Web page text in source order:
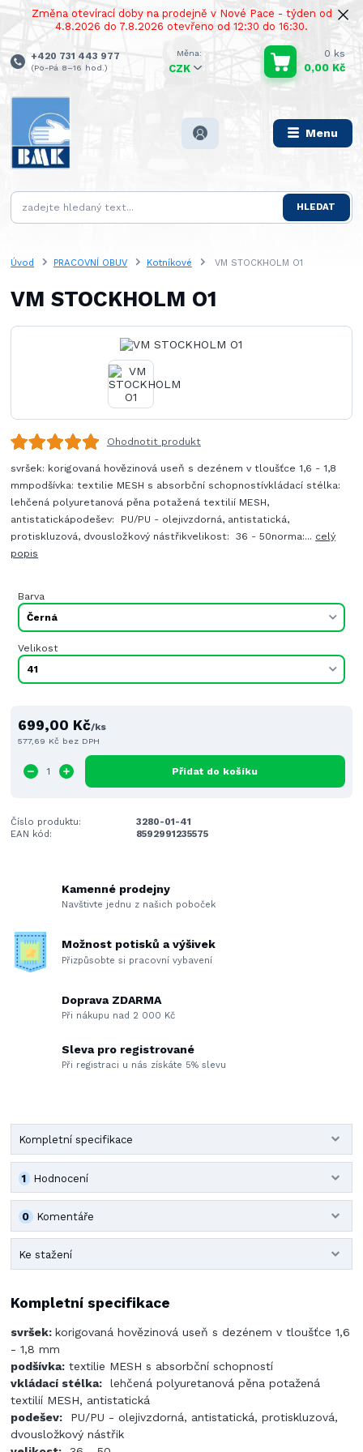
Změna otevírací doby na prodejně v Nové Pace - týden od
4.8.2026 do 7.8.2026 otevřeno od 12:30 do 16:30.
Menu
CZK
HLEDAT
+420 731 443 977
(Po-Pá 8–16 hod.)
0 ks
0,00 Kč
Úvod PRACOVNÍ OBUV Kotníkové VM STOCKHOLM O1
VM STOCKHOLM O1
Ohodnotit produkt
svršek: korigovaná hovězinová useň s dezénem v tloušťce 1,6 - 1,8
mmpodšívka: textilie MESH s absorbční schopnostívkládací stélka:
lehčená polyuretanová pěna potažená textilií MESH,
antistatickápodešev: PU/PU - olejivzdorná, antistatická,
protiskluzová, dvousložkový nástřikvelikost: 36 - 50norma:... celý
popis
Barva
Velikost
699,00 Kč/ks
577,69 Kč bez DPH
Přidat do košíku
Číslo produktu:
3280-01-41
EAN kód:
8592991235575
Kamenné prodejny
Navštivte jednu z našich poboček
Možnost potisků a výšivek
Přizpůsobte si pracovní vybavení
Doprava ZDARMA
Při nákupu nad 2 000 Kč
Sleva pro registrované
Při registraci u nás získáte 5% slevu
Kompletní specifikace
Hodnocení
1
Komentáře
0
Ke stažení
Kompletní specifikace
svršek:korigovaná hovězinová useň s dezénem v tloušťce 1,6
- 1,8 mm
podšívka: textilie MESH s absorbční schopností
vkládací stélka: lehčená polyuretanová pěna potažená
textilií MESH, antistatická
podešev: PU/PU - olejivzdorná, antistatická, protiskluzová,
dvousložkový nástřik